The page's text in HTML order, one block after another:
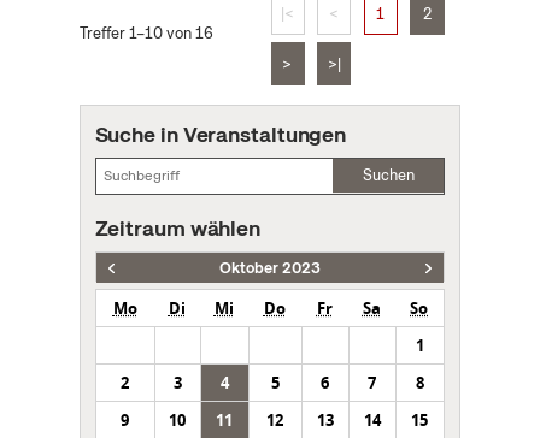
Treffer 1–10 von 16
|< < 1 2
> >|
Suche in Veranstaltungen
Suchen
Zeitraum wählen
Oktober 2023
Mo Di Mi Do Fr Sa
So
1
2
3 4 5 6 7
8
9
10 11 12 13 14
15